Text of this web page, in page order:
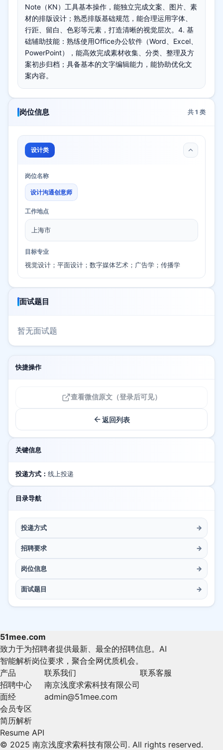
Note（KN）工具基本操作，能独立完成文案、图片、素
材的排版设计；熟悉排版基础规范，能合理运用字体、
行距、留白、色彩等元素，打造清晰的视觉层次。4. 基
础辅助技能：熟练使用Office办公软件（Word、Excel、
PowerPoint），能高效完成素材收集、分类、整理及方
案初步归档；具备基本的文字编辑能力，能协助优化文
案内容。
岗位信息 共 1 类
设计类
岗位名称
设计沟通创意师
工作地点
上海市
目标专业
视觉设计；平面设计；数字媒体艺术；广告学；传播学
面试题目
暂无面试题
快捷操作
查看微信原文（登录后可见）
返回列表
关键信息
投递方式： 线上投递
目录导航
投递方式 →
招聘要求 →
岗位信息 →
面试题目 →
51mee.com
致力于为招聘者提供最新、最全的招聘信息。AI
智能解析岗位要求，聚合全网优质机会。
产品
招聘中心
面经
会员专区
简历解析
Resume API
联系我们
南京浅度求索科技有限公司
admin@51mee.com
联系客服
© 2025 南京浅度求索科技有限公司. All rights reserved.